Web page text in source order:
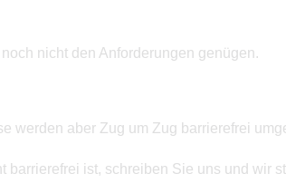
nicht den Anforderungen genügen.
werden aber Zug um Zug barrierefrei
ist, schreiben Sie uns und wir